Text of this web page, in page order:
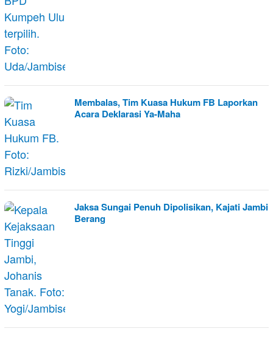
Membalas, Tim Kuasa Hukum FB Laporkan
Acara Deklarasi Ya-Maha
Jaksa Sungai Penuh Dipolisikan, Kajati Jambi
Berang